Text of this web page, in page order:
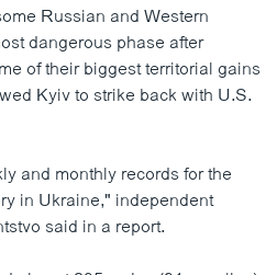
Russian and Western
dangerous phase after
of their biggest territorial gains
Kyiv to strike back with U.S.
and monthly records for the
in Ukraine," independent
said in a report.